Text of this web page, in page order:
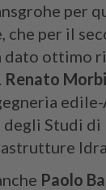
per
che per il
dato ottimo
Renato
Studi di
Paolo